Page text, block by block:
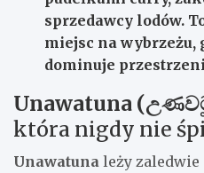
sprzedawcy lodów.
miejsc na wybrzeżu,
dominuje
Unawatuna
która nigdy nie
Unawatuna leży zaledwie